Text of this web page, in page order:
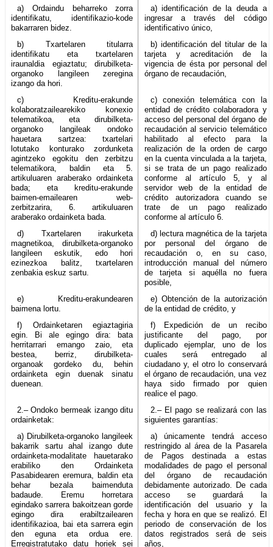
a) Ordaindu beharreko zorra
identifikatu, identifikazio-kode
bakarraren bidez.
a) identificación de la deuda a
ingresar a través del código
identificativo único,
b) Txartelaren titularra
identifikatu eta txartelaren
iraunaldia egiaztatu; dirubilketa-
organoko langileen zeregina
izango da hori.
b) identificación del titular de la
tarjeta y acreditación de la
vigencia de ésta por personal del
órgano de recaudación,
c) Kreditu-erakunde
kolaboratzailearekiko konexio
telematikoa, eta dirubilketa-
organoko langileak ondoko
hauetara sartzea: txartelari
lotutako konturako zordunketa
agintzeko egokitu den zerbitzu
telematikora, baldin eta 5.
artikuluaren araberako ordainketa
bada; eta kreditu-erakunde
baimen-emailearen web-
zerbitzarira, 6. artikuluaren
araberako ordainketa bada.
c) conexión telemática con la
entidad de crédito colaboradora y
acceso del personal del órgano de
recaudación al servicio telemático
habilitado al efecto para la
realización de la orden de cargo
en la cuenta vinculada a la tarjeta,
si se trata de un pago realizado
conforme al artículo 5, y al
servidor web de la entidad de
crédito autorizadora cuando se
trate de un pago realizado
conforme al artículo 6.
d) Txartelaren irakurketa
magnetikoa, dirubilketa-organoko
langileen eskutik, edo hori
ezinezkoa balitz, txartelaren
zenbakia eskuz sartu.
d) lectura magnética de la tarjeta
por personal del órgano de
recaudación o, en su caso,
introducción manual del número
de tarjeta si aquélla no fuera
posible,
e) Kreditu-erakundearen
baimena lortu.
e) Obtención de la autorización
de la entidad de crédito, y
f) Ordainketaren egiaztagiria
egin. Bi ale egingo dira: bata
herritarrari emango zaio, eta
bestea, berriz, dirubilketa-
organoak gordeko du, behin
ordainketa egin duenak sinatu
duenean.
f) Expedición de un recibo
justificante del pago, por
duplicado ejemplar, uno de los
cuales será entregado al
ciudadano y, el otro lo conservará
el órgano de recaudación, una vez
haya sido firmado por quien
realice el pago.
2.– Ondoko bermeak izango ditu
ordainketak:
2.– El pago se realizará con las
siguientes garantías:
a) Dirubilketa-organoko langileek
bakarrik sartu ahal izango dute
ordainketa-modalitate hauetarako
erabiliko den Ordainketa
Pasabidearen eremura, baldin eta
behar bezala baimenduta
badaude. Eremu horretara
egindako sarrera bakoitzean gorde
egingo dira erabiltzailearen
identifikazioa, bai eta sarrera egin
den eguna eta ordua ere.
Erregistratutako datu horiek sei
a) únicamente tendrá acceso
restringido al área de la Pasarela
de Pagos destinada a estas
modalidades de pago el personal
del órgano de recaudación
debidamente autorizado. De cada
acceso se guardará la
identificación del usuario y la
fecha y hora en que se realizó. El
periodo de conservación de los
datos registrados será de seis
años,